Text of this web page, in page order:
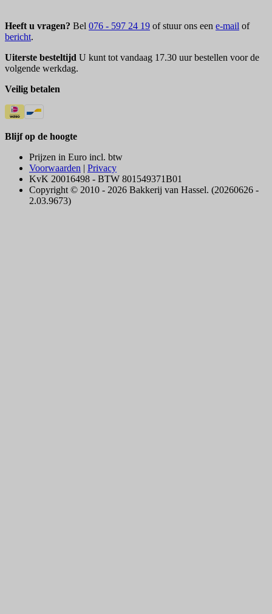
Heeft u vragen? Bel 076 - 597 24 19 of stuur ons een e-mail of
bericht.
Uiterste besteltijd U kunt tot vandaag 17.30 uur bestellen voor de
volgende werkdag.
Veilig betalen
Blijf op de hoogte
Prijzen in Euro incl. btw
Voorwaarden | Privacy
KvK 20016498 - BTW 801549371B01
Copyright © 2010 - 2026 Bakkerij van Hassel. (20260626 -
2.03.9673)